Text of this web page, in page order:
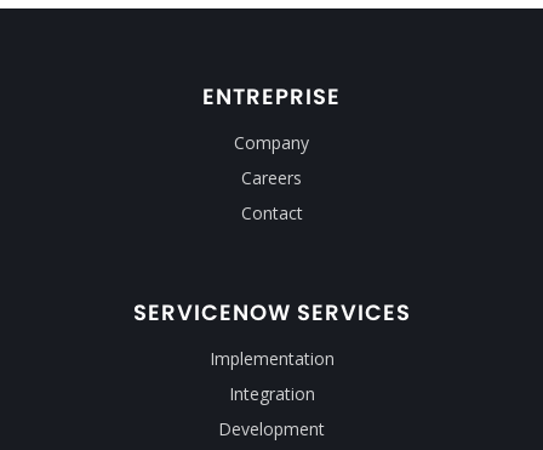
ENTREPRISE
Company
Careers
Contact
SERVICENOW SERVICES
Implementation
Integration
Development